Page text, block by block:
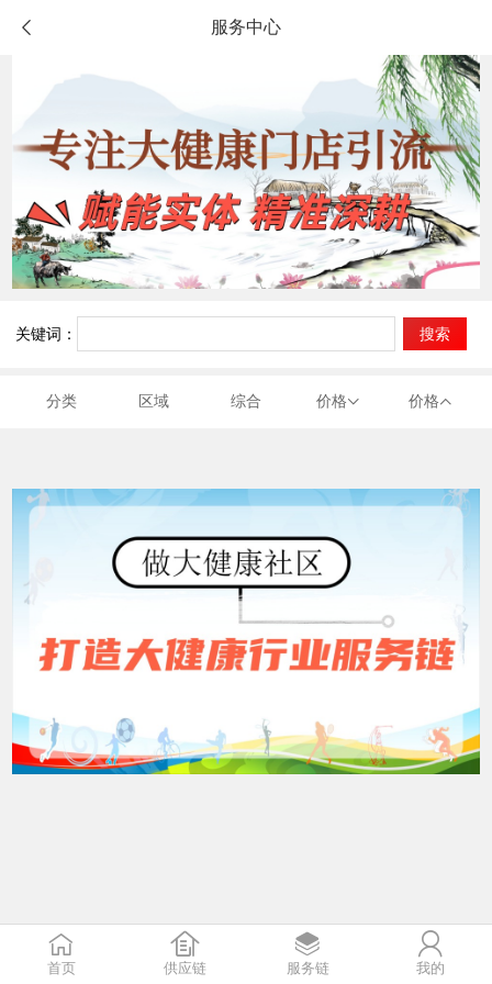
 服务中心
关键词：
分类 区域 综合 价格 价格

首页

供应链

服务链

我的